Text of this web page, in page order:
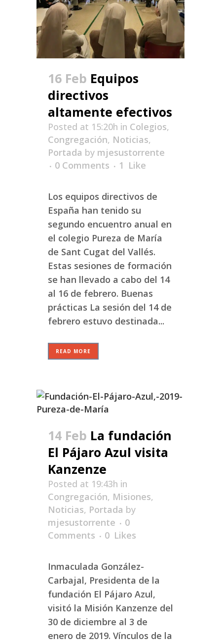
16 Feb Equipos
directivos
altamente efectivos
Posted at 15:20h in Colegios,
Congregación, Noticias,
Portada by mjesustorrente
0 Comments
1 Like
Los equipos directivos de
España han tenido su
segundo encuentro anual en
el colegio Pureza de María
de Sant Cugat del Vallés.
Estas sesiones de formación
se han llevado a cabo del 14
al 16 de febrero. Buenas
prácticas La sesión del 14 de
febrero estuvo destinada...
READ MORE
14 Feb La fundación
El Pájaro Azul visita
Kanzenze
Posted at 19:43h in
Congregación, Misiones,
Noticias, Portada by
mjesustorrente
0
Comments
0 Likes
Inmaculada González-
Carbajal, Presidenta de la
fundación El Pájaro Azul,
visitó la Misión Kanzenze del
30 de diciembre al 3 de
enero de 2019. Vínculos de la